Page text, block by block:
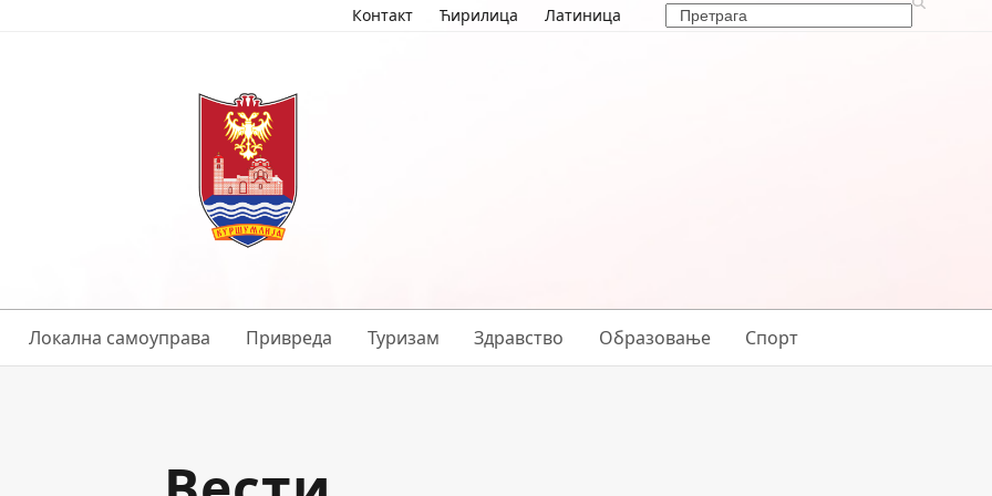
Контакт Ћирилица Латиница Search
Локална самоуправа Привреда Туризам Здравство Образовање Спорт